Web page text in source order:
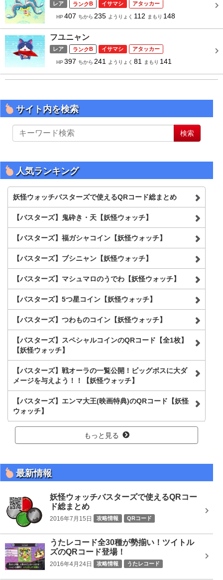
レア B イサマシ アタッカー
HP407 ちから 235 ようりょく 112 まもり 148
フユニャン
レア B イサマシ アタッカー
HP397 ちから 241 ようりょく 81 まもり 141
サイト内を検索
イ
を
検
索
検索
人気ランキング
妖怪ウォッチバスターズで使えるQRコード総まとめ
【バスターズ】鬼砕き・天【妖怪ウォッチ】
【バスターズ】福ガシャコイン【妖怪ウォッチ】
【バスターズ】ブシニャン【妖怪ウォッチ】
【バスターズ】マシュマロのうでわ【妖怪ウォッチ】
【バスターズ】5つ星コイン【妖怪ウォッチ】
【バスターズ】つわものコイン【妖怪ウォッチ】
【バスターズ】スペシャルコインのQRコード【全1枚】
【妖怪ウォッチ】
【バスターズ】戦オーラの一覧公開！ビッグボスに大ダ
メージを与えよう！！【妖怪ウォッチ】
【バスターズ】エンマ大王(映画特典)のQRコード【妖怪
ウォッチ】
もっと見る
最新情報
妖怪ウォッチバスターズで使えるQRコー
ド総まとめ
2016年7月15日 攻略情報 QRコード
うたレコード全30種が勢揃い！ツイトル
ズのQRコード登場！
2016年4月24日 攻略情報 うたレコード